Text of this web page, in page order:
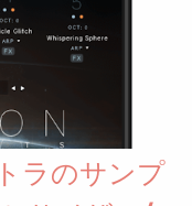
ラのサンプ